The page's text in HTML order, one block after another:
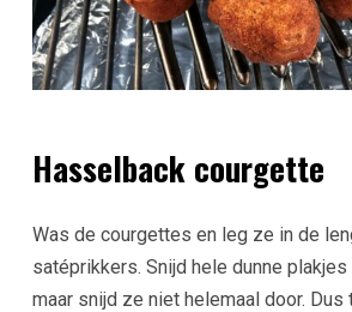
Hasselback courgette
Was de courgettes en leg ze in de
satéprikkers. Snijd hele dunne
maar snijd ze niet helemaal door.